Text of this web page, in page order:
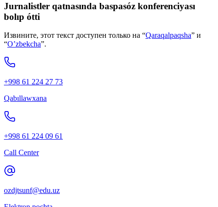
Jurnalistler qatnasında baspasóz konferenciyası
bolıp ótti
Извините, этот текст доступен только на “Qaraqalpaqsha” и
“O’zbekcha”.
+998 61 224 27 73
Qabıllawxana
+998 61 224 09 61
Call Center
ozdjtsunf@edu.uz